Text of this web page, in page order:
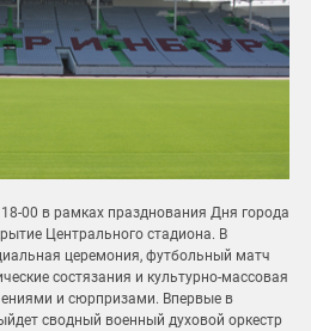
18-00 в рамках празднования Дня города
Центрального стадиона. В
церемония, футбольный матч
состязания и культурно-массовая
и сюрпризами. Впервые в
сводный военный духовой оркестр